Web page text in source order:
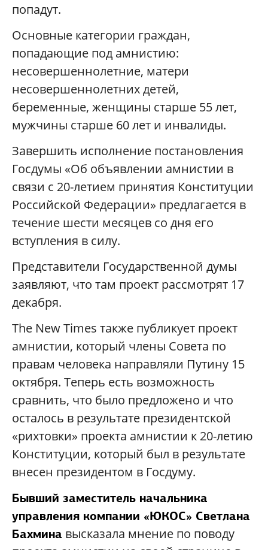
попадут.
Основные категории граждан,
попадающие под амнистию:
несовершеннолетние, матери
несовершеннолетних детей,
беременные, женщины старше 55 лет,
мужчины старше 60 лет и инвалиды.
Завершить исполнение постановления
Госдумы «Об объявлении амнистии в
связи с 20-летием принятия Конституции
Российской Федерации» предлагается в
течение шести месяцев со дня его
вступления в силу.
Представители Государственной думы
заявляют, что там проект рассмотрят 17
декабря.
The New Times также публикует проект
амнистии, который члены Совета по
правам человека направляли Путину 15
октября. Теперь есть возможность
сравнить, что было предложено и что
осталось в результате президентской
«рихтовки» проекта амнистии к 20-летию
Конституции, который был в результате
внесен президентом в Госдуму.
Бывший заместитель начальника
управления компании «ЮКОС» Светлана
Бахмина высказала мнение по поводу